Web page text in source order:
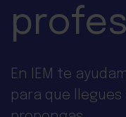
En IEM te
para que